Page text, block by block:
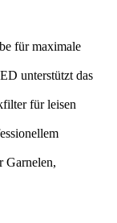
für maximale
unterstützt das
für leisen
Garnelen,